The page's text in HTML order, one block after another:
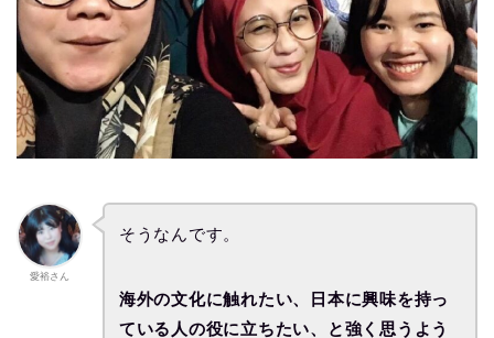
愛裕さん
そうなんです。
海外の文化に触れたい、日本に興味を持っ
ている人の役に立ちたい、と強く思うよう